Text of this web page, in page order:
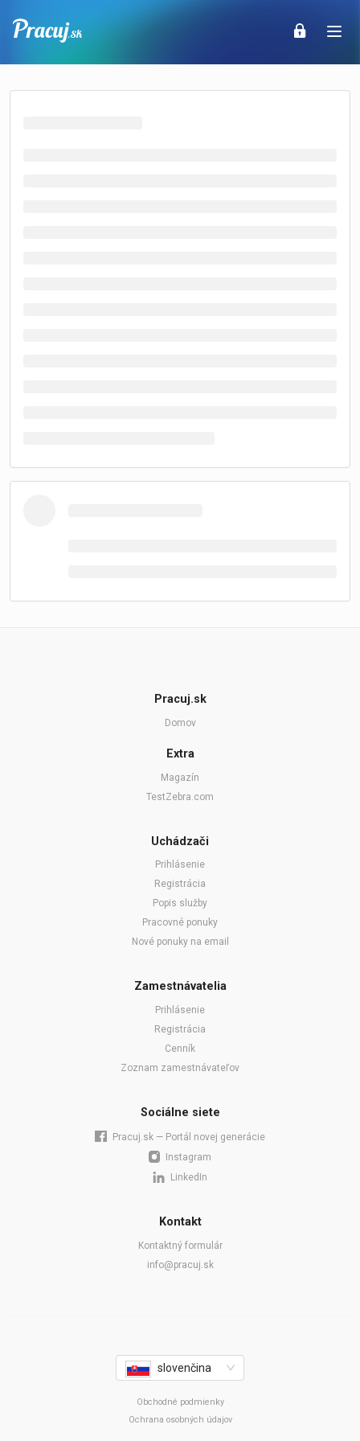
Pracuj.sk
Domov
Extra
Magazín
TestZebra.com
Uchádzači
Prihlásenie
Registrácia
Popis služby
Pracovné ponuky
Nové ponuky na email
Zamestnávatelia
Prihlásenie
Registrácia
Cenník
Zoznam zamestnávateľov
Sociálne siete
Pracuj.sk — Portál novej generácie
Instagram
LinkedIn
Kontakt
Kontaktný formulár
info@pracuj.sk
slovenčina
Obchodné podmienky
Ochrana osobných údajov